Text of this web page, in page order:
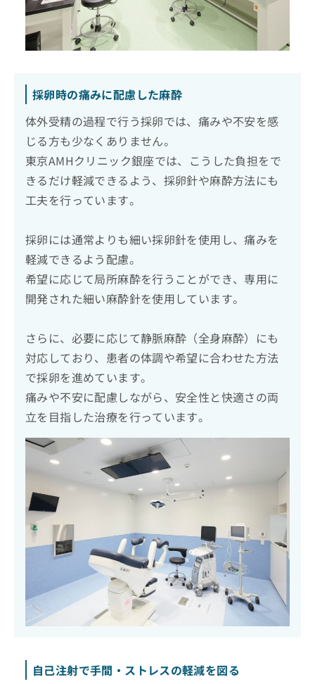
採卵時の痛みに配慮した麻酔
体外受精の過程で行う採卵では、痛みや不安を感
じる方も少なくありません。
東京AMHクリニック銀座では、こうした負担をで
きるだけ軽減できるよう、採卵針や麻酔方法にも
工夫を行っています。
採卵には通常よりも細い採卵針を使用し、痛みを
軽減できるよう配慮。
希望に応じて局所麻酔を行うことができ、専用に
開発された細い麻酔針を使用しています。
さらに、必要に応じて静脈麻酔（全身麻酔）にも
対応しており、患者の体調や希望に合わせた方法
で採卵を進めています。
痛みや不安に配慮しながら、安全性と快適さの両
立を目指した治療を行っています。
自己注射で手間・ストレスの軽減を図る